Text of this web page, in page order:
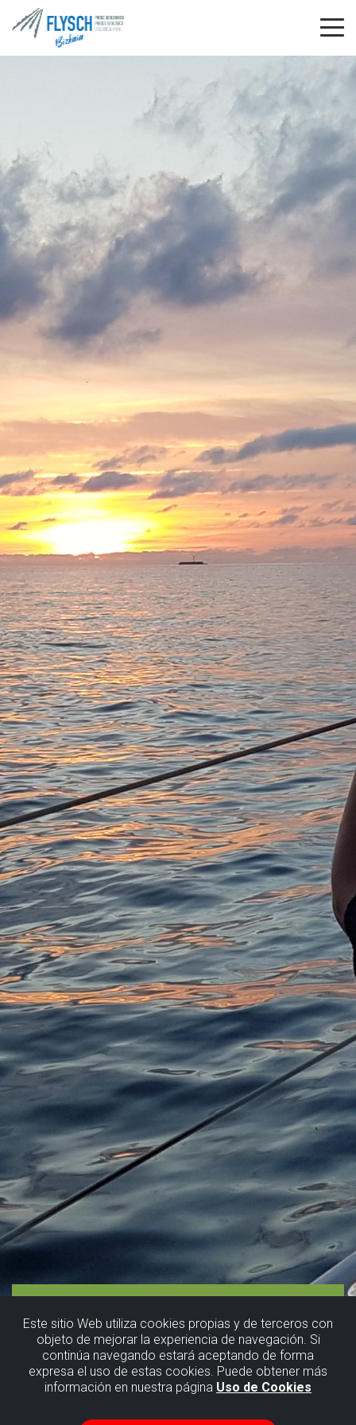
Este sitio Web utiliza cookies propias y de terceros con
objeto de mejorar la experiencia de navegación. Si
continúa navegando estará aceptando de forma
expresa el uso de estas cookies. Puede obtener más
información en nuestra página Uso de Cookies